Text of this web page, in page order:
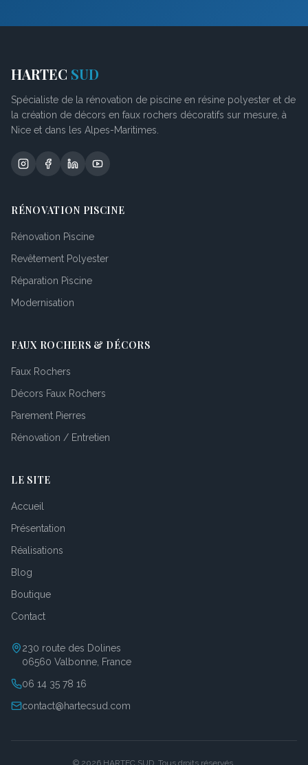
HARTEC SUD
Spécialiste de la rénovation de piscine en résine polyester et de
la création de décors en faux rochers décoratifs sur mesure, à
Nice et dans les Alpes-Maritimes.
RÉNOVATION PISCINE
Rénovation Piscine
Revêtement Polyester
Réparation Piscine
Modernisation
FAUX ROCHERS & DÉCORS
Faux Rochers
Décors Faux Rochers
Parement Pierres
Rénovation / Entretien
LE SITE
Accueil
Présentation
Réalisations
Blog
Boutique
Contact
230 route des Dolines
06560 Valbonne, France
06 14 35 78 16
contact@hartecsud.com
© 2026 HARTEC SUD. Tous droits réservés.